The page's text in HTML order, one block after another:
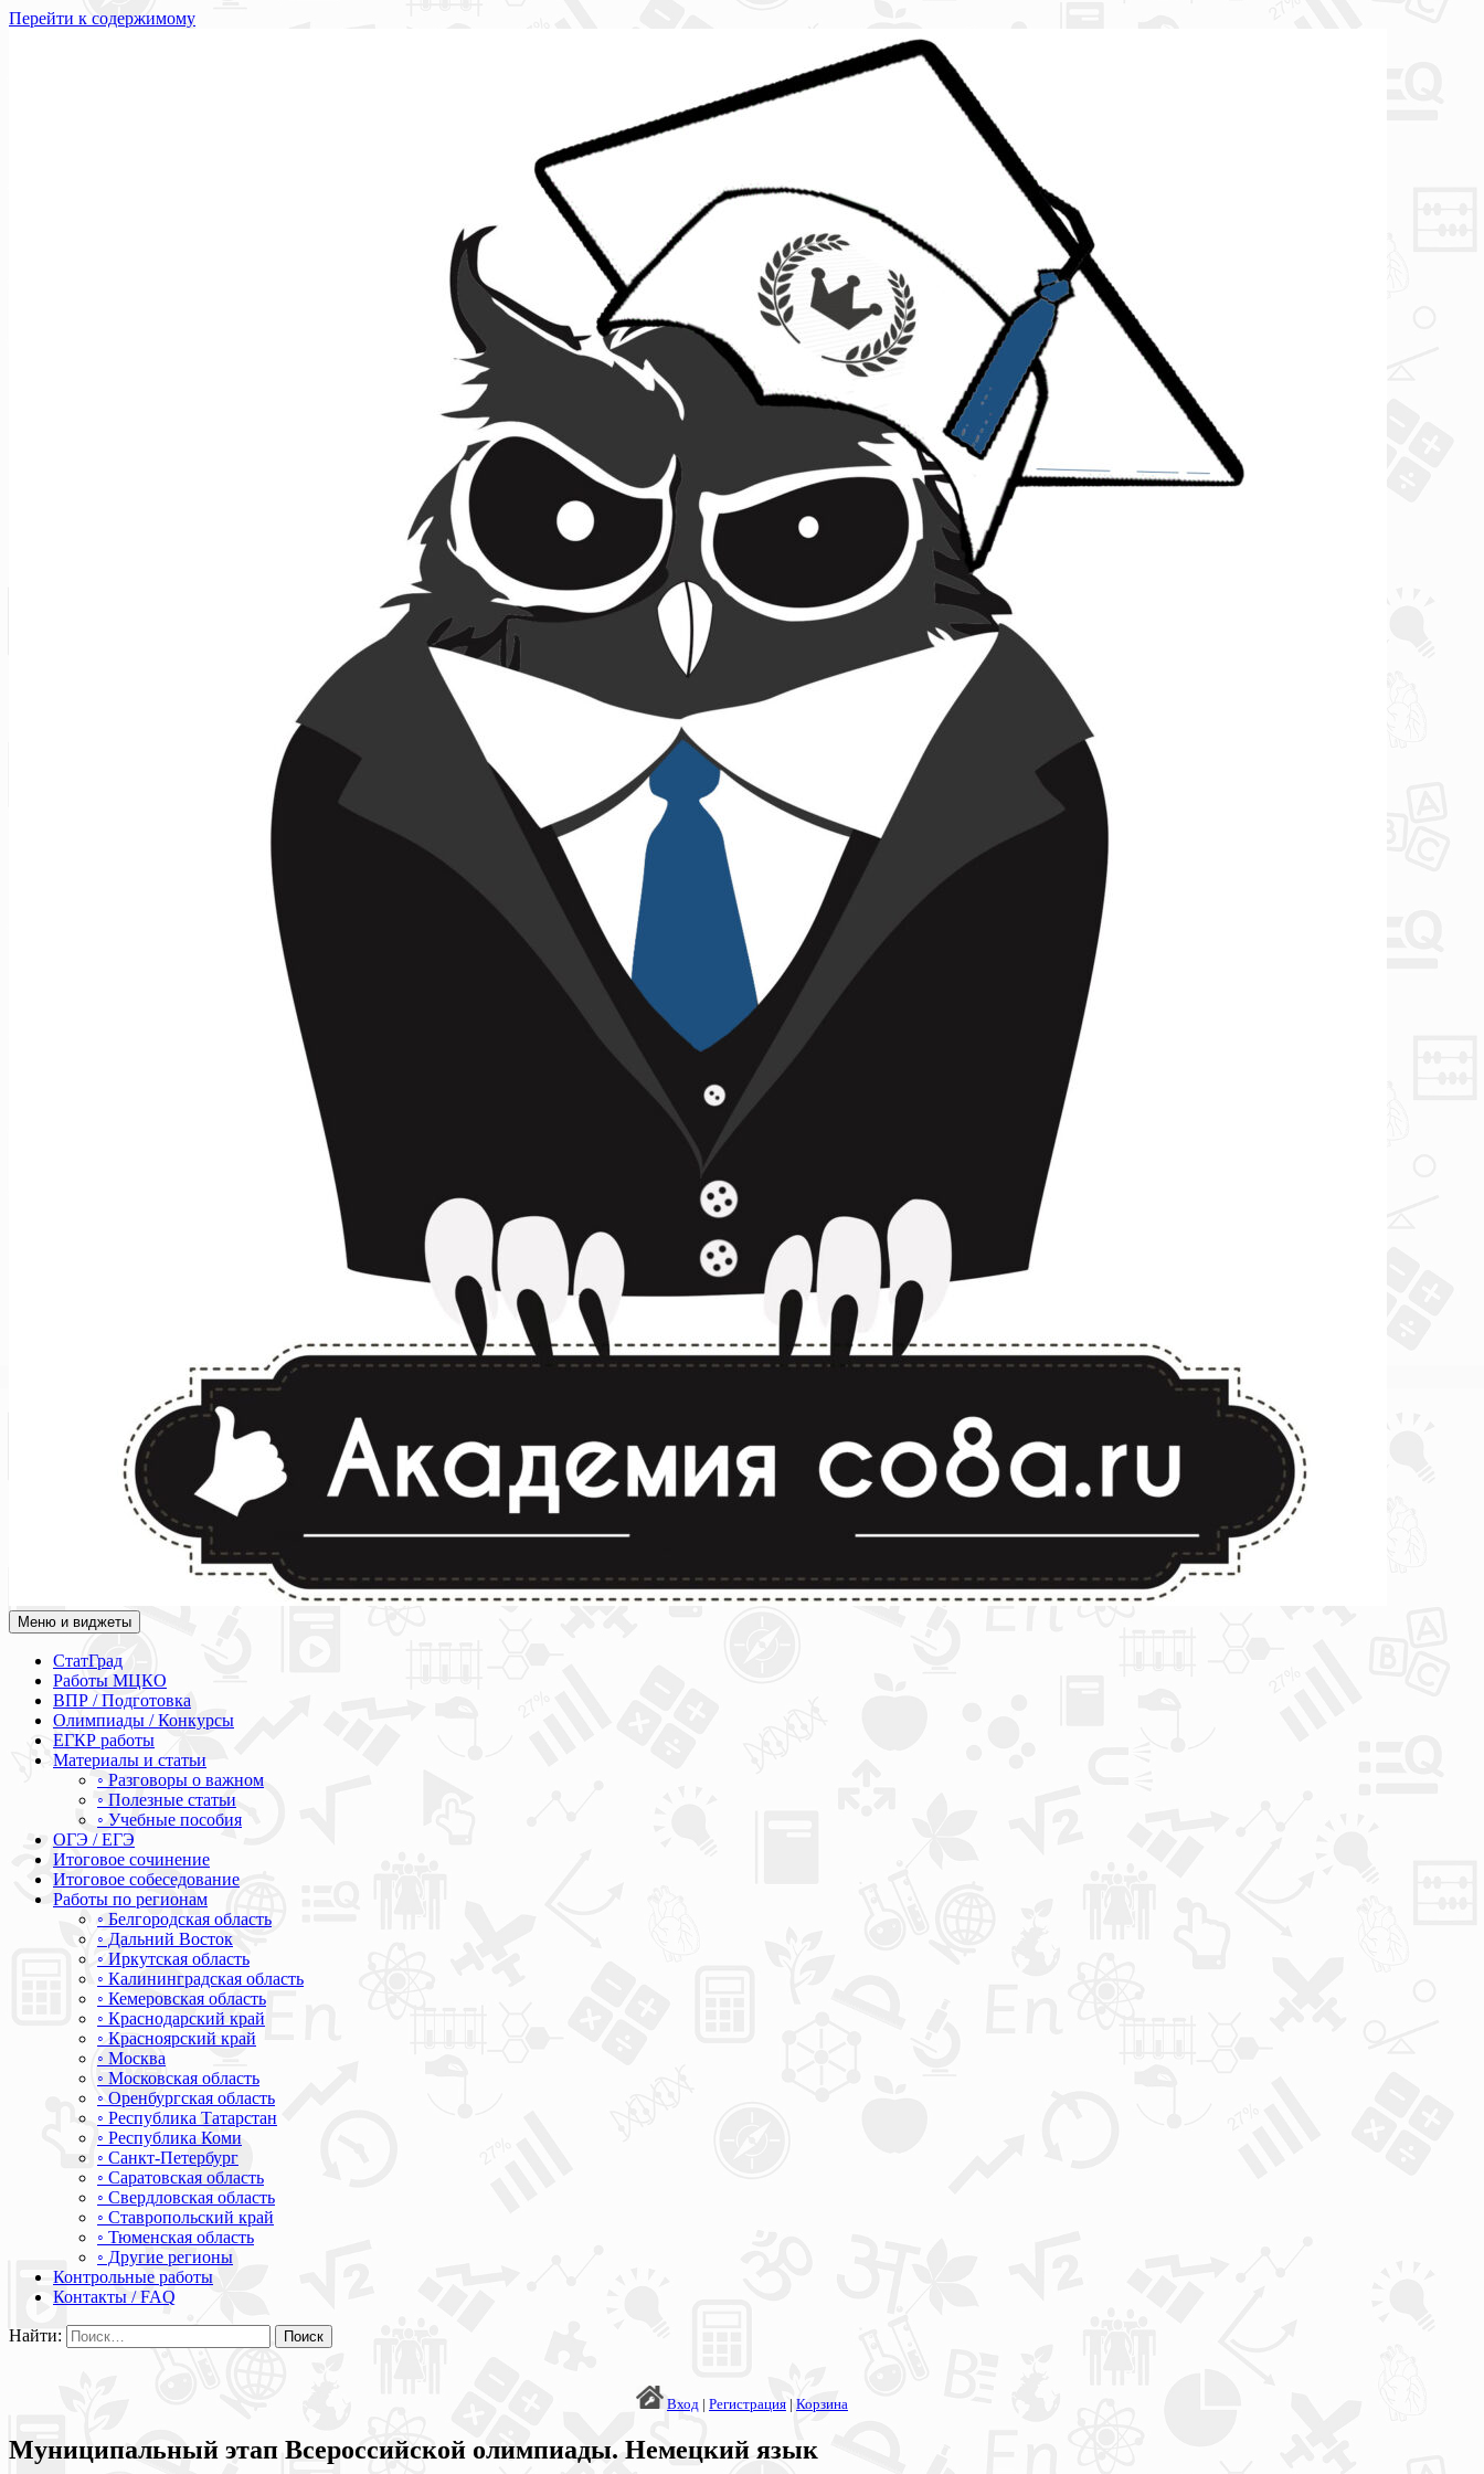
Перейти к содержимому
Академия СОВА
Подготовка к ЕГЭ, ОГЭ, ВПР, МЦКО, СтатГрад, КДР, ВОШ, олимпиады и конкурсы
Меню и виджеты
СтатГрад
Работы МЦКО
ВПР / Подготовка
Олимпиады / Конкурсы
ЕГКР работы
Материалы и статьи
◦ Разговоры о важном
◦ Полезные статьи
◦ Учебные пособия
ОГЭ / ЕГЭ
Итоговое сочинение
Итоговое собеседование
Работы по регионам
◦ Белгородская область
◦ Дальний Восток
◦ Иркутская область
◦ Калининградская область
◦ Кемеровская область
◦ Краснодарский край
◦ Красноярский край
◦ Москва
◦ Московская область
◦ Оренбургская область
◦ Республика Татарстан
◦ Республика Коми
◦ Санкт-Петербург
◦ Саратовская область
◦ Свердловская область
◦ Ставропольский край
◦ Тюменская область
◦ Другие регионы
Контрольные работы
Контакты / FAQ
Найти:
Вход | Регистрация | Корзина
Муниципальный этап Всероссийской олимпиады. Немецкий язык